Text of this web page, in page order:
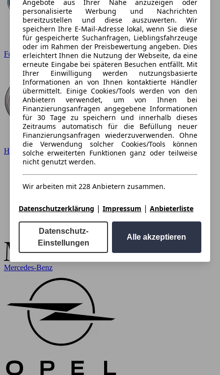
Ford
Hyundai
Mercedes-Benz
Angebote aus Ihrer Nähe anzuzeigen oder
personalisierte Werbung und Nachrichten
bereitzustellen und diese auszuwerten. Wir
speichern Ihre E-Mail-Adresse lokal, wenn Sie diese
für gespeicherte Suchanfragen, Lieblingsfahrzeuge
oder im Rahmen der Preisbewertung angeben. Dies
erleichtert Ihnen die Nutzung der Webseite, da eine
erneute Eingabe bei späteren Besuchen entfällt. Mit
Ihrer Einwilligung werden nutzungsbasierte
Informationen an von Ihnen kontaktierte Händler
übermittelt. Einige Cookies/Tools werden von den
Anbietern verwendet, um von Ihnen bei
Finanzierungsanfragen angegebene Informationen
für 30 Tage zu speichern und innerhalb dieses
Zeitraums automatisch für die Befüllung neuer
Finanzierungsanfragen wiederzuverwenden. Ohne
die Verwendung solcher Cookies/Tools können
solche erweiterten Funktionen ganz oder teilweise
nicht genutzt werden.
Wir arbeiten mit 228 Anbietern zusammen.
Datenschutzerklärung | Impressum | Anbieterliste
Datenschutz-
Einstellungen
Alle akzeptieren